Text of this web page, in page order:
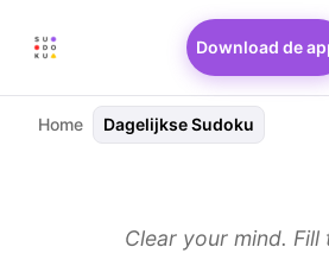
Download de
Home Dagelijkse Sudoku
Clear your mind. Fill